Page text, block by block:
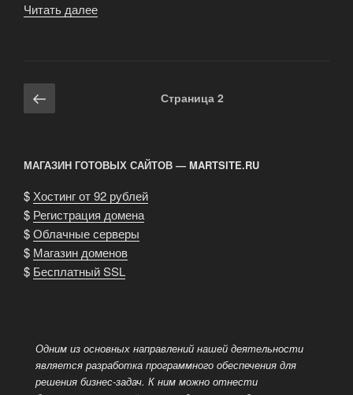
Читать далее
Навигация
по
Предыдущая
страница
Страница 2
МАГАЗИН ГОТОВЫХ САЙТОВ — MARTSITE.RU
$ Хостинг от 92 рублей
$ Регистрация домена
$Облачные серверы
$ Магазин доменов
$ Бесплатный SSL
Одним из основных направлений нашей деятельности
является разработка программного обеспечения для
решения бизнес-задач. К ним можно отнести